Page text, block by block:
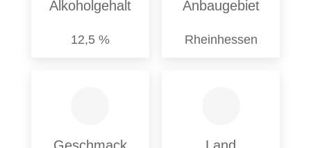
Alkoholgehalt
12,5 %
Anbaugebiet
Rheinhessen
Geschmack Land